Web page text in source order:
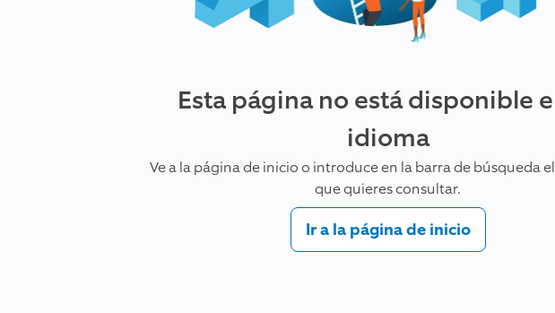
Esta página no está disponible
idioma
Ve a la página de inicio o introduce en la barra de búsqueda
que quieres consultar.
Ir a la página de inicio